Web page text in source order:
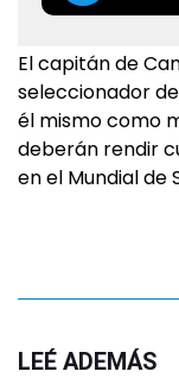
El capitán de
seleccionador
él mismo como
deberán rendir
en el Mundial de
LEÉ ADEMÁS